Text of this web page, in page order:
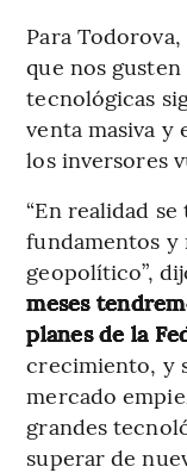
Para
que nos
tecnológicas
venta masiva y
los inversores
“En realidad
fundamentos y
geopolítico”,
meses
planes de la
crecimiento, y
mercado
grandes
superar de